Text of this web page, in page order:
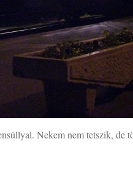
Nekem nem tetszik, de